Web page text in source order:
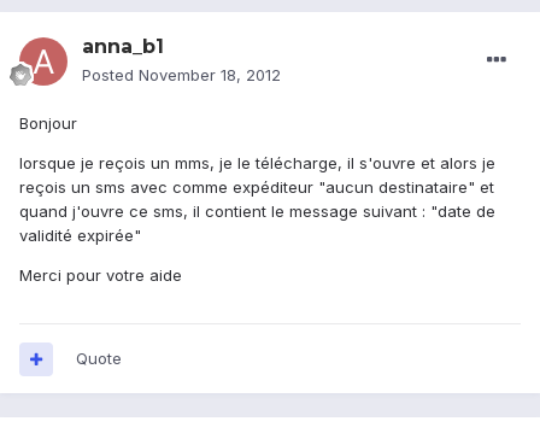
anna_b1
Posted November 18, 2012
Bonjour
lorsque je reçois un mms, je le télécharge, il s'ouvre et alors je
reçois un sms avec comme expéditeur "aucun destinataire" et
quand j'ouvre ce sms, il contient le message suivant : "date de
validité expirée"
Merci pour votre aide
Quote